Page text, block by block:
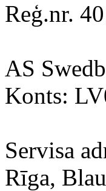
Reģ.nr.
AS
Konts:
Servisa
Rīga,